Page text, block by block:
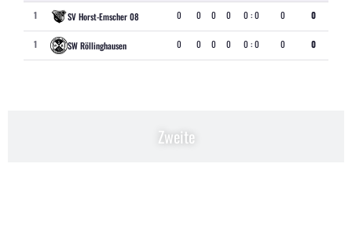
Zweite
1 SV Horst-Emscher 08 0 0 0 0 0 : 0 0 0
1 SW Röllinghausen 0 0 0 0 0 : 0 0 0